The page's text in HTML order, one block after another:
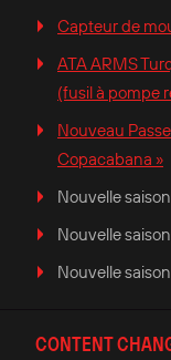
Capteur de
ATA ARMS
(fusil à pompe
Nouveau
Copacabana »
Nouvelle
Nouvelle
Nouvelle
CONTENT